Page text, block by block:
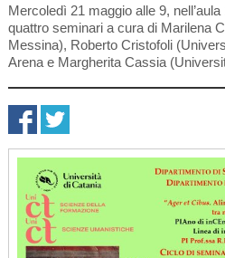
Mercoledì 21 maggio alle 9,
quattro seminari a cura di Marilena
Messina), Roberto Cristofoli
Arena e Margherita Cassia